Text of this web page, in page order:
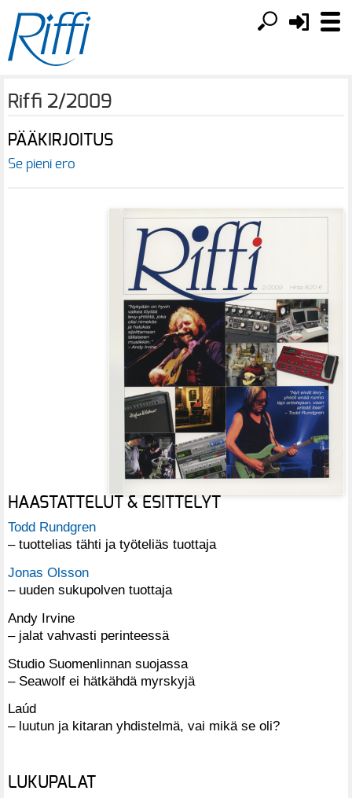
Riffi 2/2009
PÄÄKIRJOITUS
Se pieni ero
HAASTATTELUT & ESITTELYT
Todd Rundgren
– tuottelias tähti ja työteliäs tuottaja
Jonas Olsson
– uuden sukupolven tuottaja
Andy Irvine
– jalat vahvasti perinteessä
Studio Suomenlinnan suojassa
– Seawolf ei hätkähdä myrskyjä
Laúd
– luutun ja kitaran yhdistelmä, vai mikä se oli?
LUKUPALAT